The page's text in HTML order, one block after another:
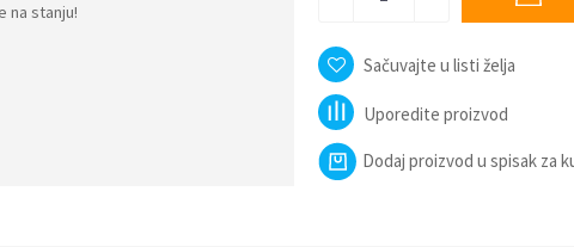
na stanju!
Sačuvajte u listi želja
Uporedite proizvod
Dodaj proizvod u spisak za